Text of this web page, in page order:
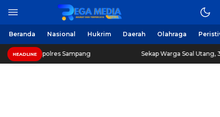
Beranda Nasional Hukrim Daerah Olahraga
HEADLINE
Sampang Sekap Warga Soal Utang, 3 Pria di